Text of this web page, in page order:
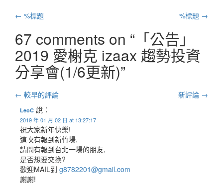
郵
政
導
航
← %標題 %標題 →
67 comments on “ 「公告」
2019 愛榭克 izaax 趨勢投資
分享會(1/6更新)”
評
論
導
航
← 較早的評論 新評論 →
LeoC 說：
2019 年 01 月 02 日 at 13:27:17
祝大家新年快樂!
這次有報到新竹場,
請問有報到台北一場的朋友,
是否想要交換?
歡迎MAIL到 g8782201@gmail.com
謝謝!